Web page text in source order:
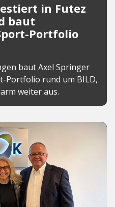
in Futez
baut
Portfolio
baut Axel Springer
Portfolio rund um BILD,
weiter aus.